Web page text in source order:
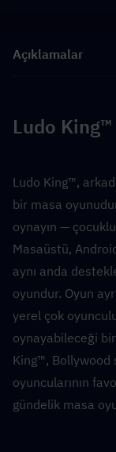
Açıklamalar
Ludo King™
Ludo King™,
bir masa
oynayın —
Masaüstü,
aynı anda
oyundur. Oyun
yerel çok
oynayabileceği
King™, Bollywood
oyuncularının
gündelik masa